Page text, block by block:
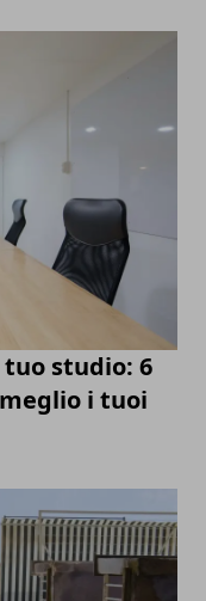
studio: 6
i tuoi